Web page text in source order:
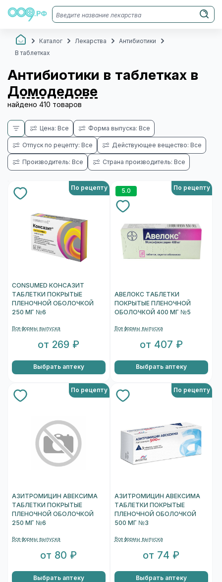
Каталог Лекарства
Антибиотики
В таблетках
Антибиотики в таблетках в
Домодедове
найдено 410 товаров
Цена: Все Форма выпуска: Все
Отпуск по рецепту: Все Действующее вещество: Все
Производитель: Все Страна производитель: Все
По рецепту
CONSUMED КОНСАЗИТ
ТАБЛЕТКИ ПОКРЫТЫЕ
ПЛЕНОЧНОЙ ОБОЛОЧКОЙ
250 МГ №6
Все формы выпуска
от 269 ₽
Выбрать аптеку
5.0 По рецепту
АВЕЛОКС ТАБЛЕТКИ
ПОКРЫТЫЕ ПЛЕНОЧНОЙ
ОБОЛОЧКОЙ 400 МГ №5
Все формы выпуска
от 407 ₽
Выбрать аптеку
По рецепту
АЗИТРОМИЦИН АВЕКСИМА
ТАБЛЕТКИ ПОКРЫТЫЕ
ПЛЕНОЧНОЙ ОБОЛОЧКОЙ
250 МГ №6
Все формы выпуска
от 80 ₽
Выбрать аптеку
По рецепту
АЗИТРОМИЦИН АВЕКСИМА
ТАБЛЕТКИ ПОКРЫТЫЕ
ПЛЕНОЧНОЙ ОБОЛОЧКОЙ
500 МГ №3
Все формы выпуска
от 74 ₽
Выбрать аптеку